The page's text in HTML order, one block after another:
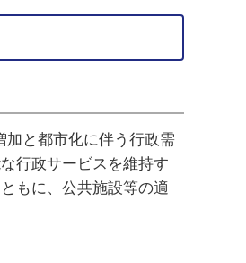
と都市化に伴う行政需
行政サービスを維持す
もに、公共施設等の適